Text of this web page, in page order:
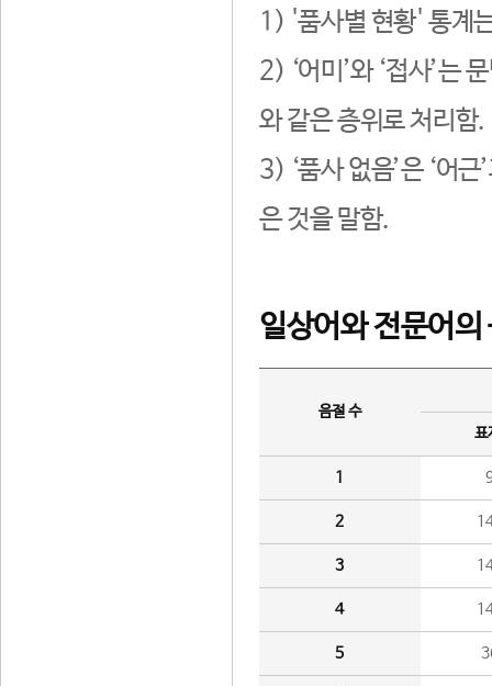
1) '품사별 현황' 통계
2) ‘어미’와 ‘접사’는
와 같은 층위로 처리함.
3) ‘품사 없음’은 ‘어
은 것을 말함.
일상어와 전문어의
음절 수
표
1
2
3
4
5